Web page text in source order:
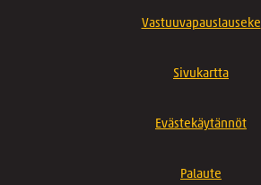
Vastuuvapauslauseke
Sivukartta
Evästekäytännöt
Palaute